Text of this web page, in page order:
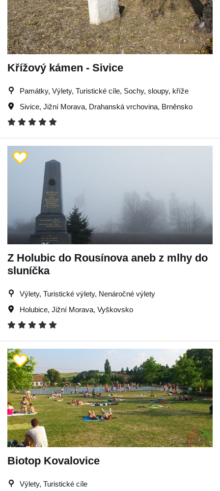
Křížový kámen - Sivice
Památky, Výlety, Turistické cíle, Sochy, sloupy, kříže
Sivice, Jižní Morava, Drahanská vrchovina, Brněnsko
Z Holubic do Rousínova aneb z mlhy do
sluníčka
Výlety, Turistické výlety, Nenáročné výlety
Holubice, Jižní Morava, Vyškovsko
Biotop Kovalovice
Výlety, Turistické cíle